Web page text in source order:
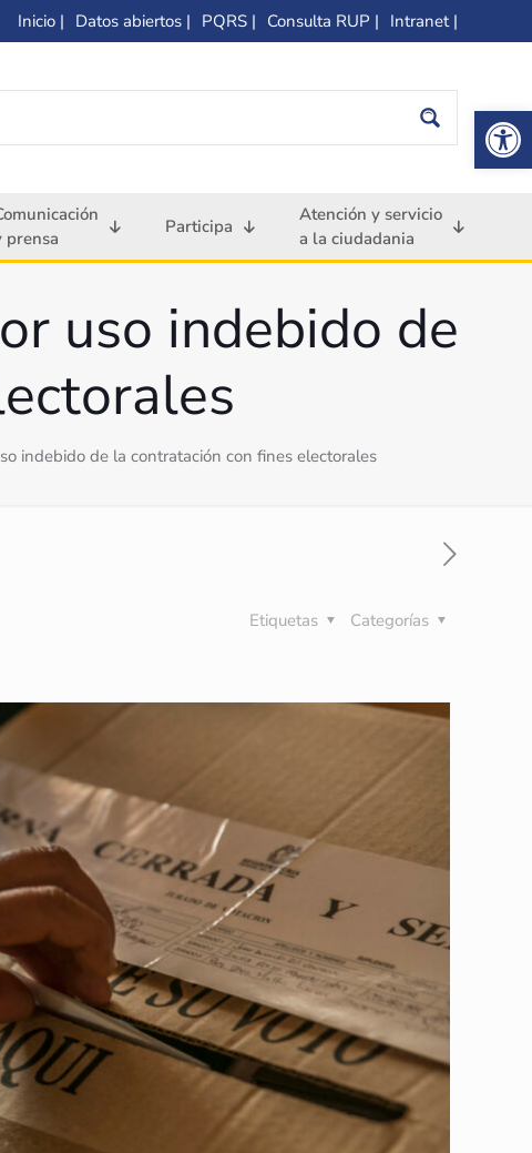
Inicio | Datos abiertos | PQRS | Consulta RUP | Intranet |
prensa
Participa
Atención y servicio
a la ciudadania
uso indebido de
indebido de la contratación con fines electorales
Categorías
Etiquetas